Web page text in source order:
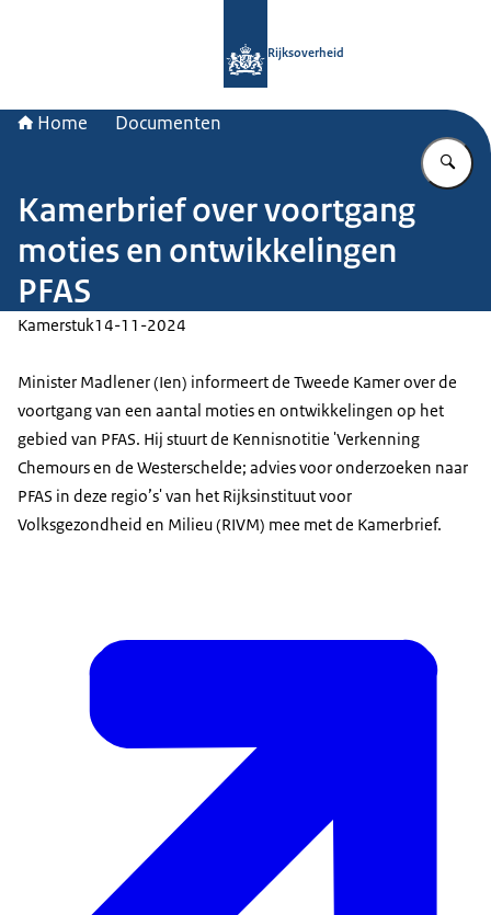
Rijksoverheid
Home Documenten
Kamerbrief over voortgang
moties en ontwikkelingen
PFAS
Kamerstuk14-11-2024
Minister Madlener (Ien) informeert de Tweede Kamer over de
voortgang van een aantal moties en ontwikkelingen op het
gebied van PFAS. Hij stuurt de Kennisnotitie 'Verkenning
Chemours en de Westerschelde; advies voor onderzoeken naar
PFAS in deze regio’s' van het Rijksinstituut voor
Volksgezondheid en Milieu (RIVM) mee met de Kamerbrief.